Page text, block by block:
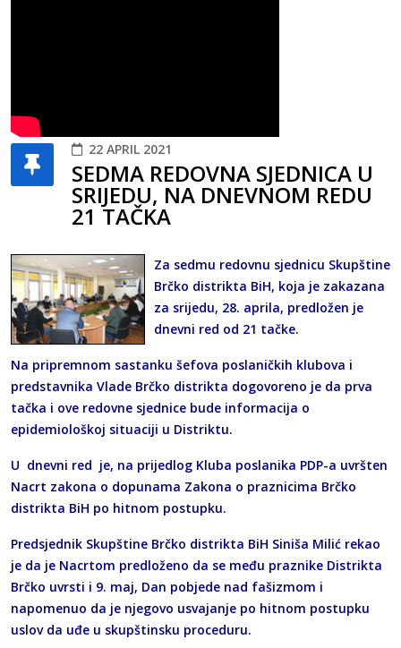
22 APRIL 2021
SEDMA REDOVNA SJEDNICA U
SRIJEDU, NA DNEVNOM REDU
21 TAČKA
Za sedmu redovnu sjednicu Skupštine
Brčko distrikta BiH, koja je zakazana
za srijedu, 28. aprila, predložen je
dnevni red od 21 tačke.
Na pripremnom sastanku šefova poslaničkih klubova i
predstavnika Vlade Brčko distrikta dogovoreno je da prva
tačka i ove redovne sjednice bude informacija o
epidemiološkoj situaciji u Distriktu.
U dnevni red je, na prijedlog Kluba poslanika PDP-a uvršten
Nacrt zakona o dopunama Zakona o praznicima Brčko
distrikta BiH po hitnom postupku.
Predsjednik Skupštine Brčko distrikta BiH Siniša Milić rekao
je da je Nacrtom predloženo da se među praznike Distrikta
Brčko uvrsti i 9. maj, Dan pobjede nad fašizmom i
napomenuo da je njegovo usvajanje po hitnom postupku
uslov da uđe u skupštinsku proceduru.